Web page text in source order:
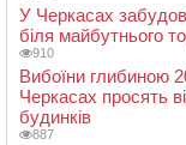
У Черкасах
біля майбутнього
910
Вибоїни глибиною
Черкасах просять
будинків
887